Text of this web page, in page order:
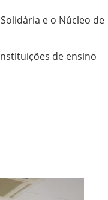
e o Núcleo de
de ensino